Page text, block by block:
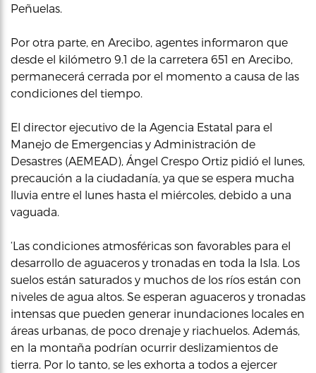
Peñuelas.
Por otra parte, en Arecibo, agentes informaron que
desde el kilómetro 9.1 de la carretera 651 en Arecibo,
permanecerá cerrada por el momento a causa de las
condiciones del tiempo.
El director ejecutivo de la Agencia Estatal para el
Manejo de Emergencias y Administración de
Desastres (AEMEAD), Ángel Crespo Ortiz pidió el lunes,
precaución a la ciudadanía, ya que se espera mucha
lluvia entre el lunes hasta el miércoles, debido a una
vaguada.
‘Las condiciones atmosféricas son favorables para el
desarrollo de aguaceros y tronadas en toda la Isla. Los
suelos están saturados y muchos de los ríos están con
niveles de agua altos. Se esperan aguaceros y tronadas
intensas que pueden generar inundaciones locales en
áreas urbanas, de poco drenaje y riachuelos. Además,
en la montaña podrían ocurrir deslizamientos de
tierra. Por lo tanto, se les exhorta a todos a ejercer